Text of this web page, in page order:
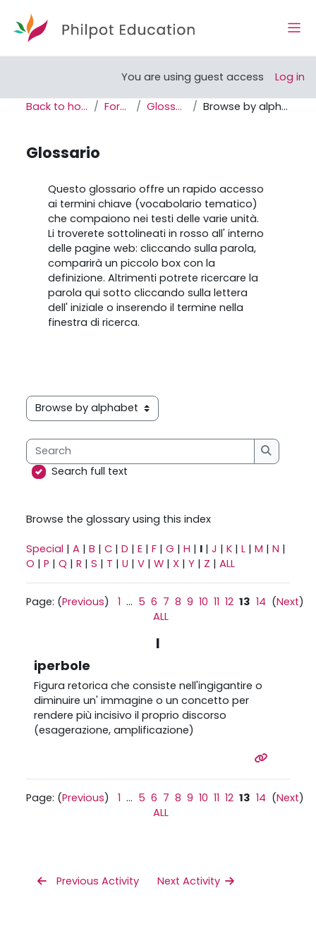
You are using guest access Log in
Back to home Forum Glossario Browse by alphabet
Glossario
Questo glossario offre un rapido accesso
ai termini chiave (vocabolario tematico)
che compaiono nei testi delle varie unità.
Li troverete sottolineati in rosso all' interno
delle pagine web: cliccando sulla parola,
comparirà un piccolo box con la
definizione. Altrimenti potrete ricercare la
parola qui sotto cliccando sulla lettera
dell' iniziale o inserendo il termine nella
finestra di ricerca.
Browse the glossary using this index
Search
Search
Search full text
Browse the glossary using this index
Special |A |B |C |D |E |F |G |H | I |J |K |L |M |N |
O |P |Q |R |S | T |U |V |W | X |Y | Z |ALL
Page: (Previous)1 ... 5 6 7 8 9 10 11 12 13 14 (Next)
ALL
I
iperbole
Figura retorica che consiste nell'ingigantire o
diminuire un' immagine o un concetto per
rendere più incisivo il proprio discorso
(esagerazione, amplificazione)
Page: (Previous)1 ... 5 6 7 8 9 10 11 12 13 14 (Next)
ALL
Previous Activity Next Activity